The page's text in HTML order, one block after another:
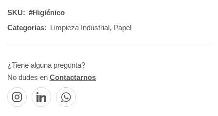
SKU: #Higiénico
Categorias: Limpieza Industrial, Papel
¿Tiene alguna pregunta?
No dudes en Contactarnos